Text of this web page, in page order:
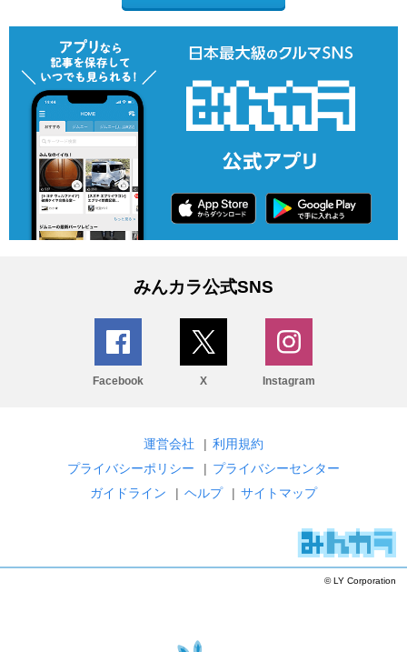
みんカラ公式SNS
Facebook X Instagram
運営会社 | 利用規約
プライバシーポリシー
| プライバシーセンター
ガイドライン
| ヘルプ | サイトマップ
© LY Corporation